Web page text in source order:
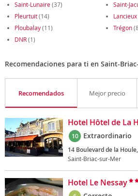
Saint-Lunaire(37) Saint-
Pleurtuit(14) Lancieux
Ploubalay(11) Trégon
DNR(1)
Recomendaciones para ti en Saint-
Recomendados Mejor precio
Hotel Hôtel de La
10 Extraordinario
14 Boulevard de la Houle,
Saint-Briac-sur-Mer
Hotel Le Nessay